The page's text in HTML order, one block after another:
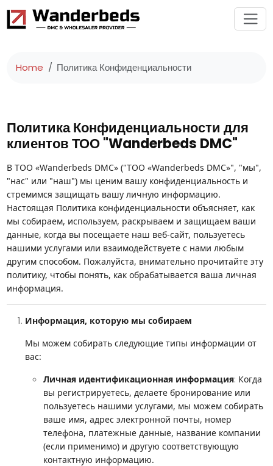
Home Политика Конфиденциальности
Политика Конфиденциальности для
клиентов ТОО "Wanderbeds DMC"
В ТОО «Wanderbeds DMC» ("ТОО «Wanderbeds DMC»", "мы",
"нас" или "наш") мы ценим вашу конфиденциальность и
стремимся защищать вашу личную информацию.
Настоящая Политика конфиденциальности объясняет, как
мы собираем, используем, раскрываем и защищаем ваши
данные, когда вы посещаете наш веб-сайт, пользуетесь
нашими услугами или взаимодействуете с нами любым
другим способом. Пожалуйста, внимательно прочитайте эту
политику, чтобы понять, как обрабатывается ваша личная
информация.
Информация, которую мы собираем
Мы можем собирать следующие типы информации от
вас:
Личная идентификационная информация: Когда
вы регистрируетесь, делаете бронирование или
пользуетесь нашими услугами, мы можем собирать
ваше имя, адрес электронной почты, номер
телефона, платежные данные, название компании
(если применимо) и другую соответствующую
контактную информацию.